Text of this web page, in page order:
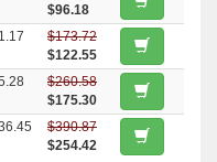
$96.18
$173.72
$122.55
$260.58
$175.30
$390.87
$254.42